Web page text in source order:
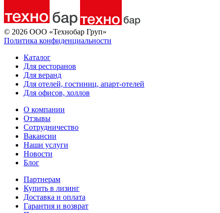
© 2026 ООО «Технобар Груп»
Политика конфиденциальности
Каталог
Для ресторанов
Для веранд
Для отелей, гостиниц, апарт-отелей
Для офисов, холлов
О компании
Отзывы
Сотрудничество
Вакансии
Наши услуги
Новости
Блог
Партнерам
Купить в лизинг
Доставка и оплата
Гарантия и возврат